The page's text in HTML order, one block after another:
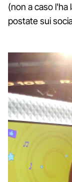
(non a caso l'ha
postate sui